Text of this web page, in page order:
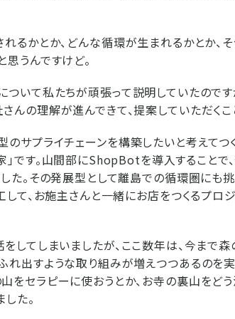
るかとか、どんな循環が生まれるかとか、そ
うんですけど。
いて私たちが頑張って説明していたのです
んの理解が進んできて、提案していただくこ
サプライチェーンを構築したいと考えてつ
」です。山間部にShopBotを導入すること
。その発展型として離島での循環圏にも挑
て、お施主さんと一緒にお店をつくるプロ
してしまいましたが、ここ数年は、今まで
れ出すような取り組みが増えつつあるのを実
をセラピーに使おうとか、お寺の裏山をどう
た。